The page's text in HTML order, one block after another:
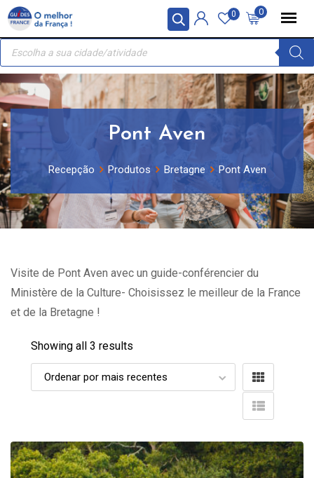
Painel de Gerenciamento de Cookies
Skip
content
0
0
Recherche
produits
Pont Aven
Recepção Produtos Bretagne Pont Aven
Visite de Pont Aven avec un guide-conférencier du
Ministère de la Culture- Choisissez le meilleur de la France
et de la Bretagne !
Showing all 3 results